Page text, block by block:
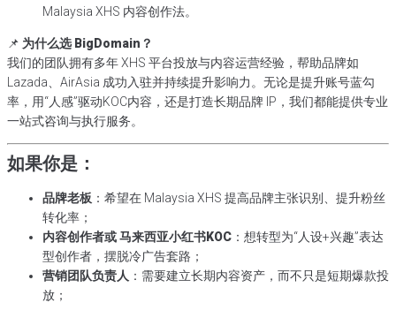
Malaysia XHS 内容创作法。
📌 为什么选 BigDomain？
我们的团队拥有多年 XHS 平台投放与内容运营经验，帮助品牌如
Lazada、AirAsia 成功入驻并持续提升影响力。无论是提升账号蓝勾
率，用“人感”驱动KOC内容，还是打造长期品牌 IP，我们都能提供专业
一站式咨询与执行服务。
如果你是：
品牌老板 ：希望在 Malaysia XHS 提高品牌主张识别、提升粉丝
转化率；
内容创作者或 马来西亚小红书KOC ：想转型为“人设+兴趣”表达
型创作者，摆脱冷广告套路；
营销团队负责人 ：需要建立长期内容资产，而不只是短期爆款投
放；